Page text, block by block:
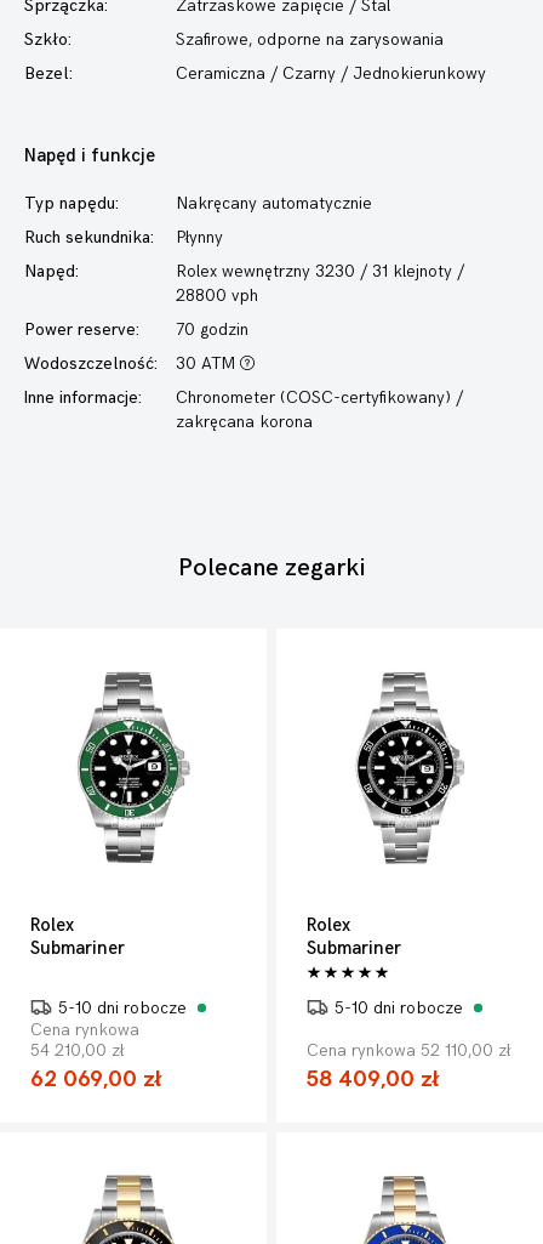
Sprzączka:
Zatrzaskowe zapięcie / Stal
Szkło:
Szafirowe, odporne na zarysowania
Bezel:
Ceramiczna / Czarny / Jednokierunkowy
Napęd i funkcje
Typ napędu:
Nakręcany automatycznie
Ruch sekundnika:
Płynny
Napęd:
Rolex wewnętrzny 3230 / 31 klejnoty /
28800 vph
Power reserve:
70 godzin
Wodoszczelność:
30 ATM
Inne informacje:
Chronometer (COSC-certyfikowany) /
zakręcana korona
Polecane zegarki
Rolex
Submariner
5-10 dni robocze
Cena rynkowa
54 210,00 zł
62 069,00 zł
Rolex
Submariner
5-10 dni robocze
Cena rynkowa 52 110,00 zł
58 409,00 zł